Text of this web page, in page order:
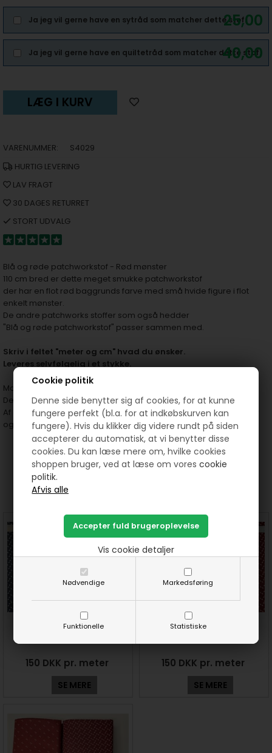
Cookie politik
Denne side benytter sig af cookies, for at kunne
fungere perfekt (bl.a. for at indkøbskurven kan
fungere). Hvis du klikker dig videre rundt på siden
accepterer du automatisk, at vi benytter disse
cookies. Du kan læse mere om, hvilke cookies
shoppen bruger, ved at læse om vorescookie
politik.
Nødvendige Markedsføring
Funktionelle Statistiske
Vis cookie detaljer
25,00
Ja jeg vil gerne have en sytråd som matcher dette stof.
40,00
Ja jeg vil gerne have en quiltetråd som matcher dette stof.
LÆG I KURV
VARENUMMER:
S4029
HURTIG LEVERING
LAV FRAGT
30 DAGES RETURRET
STORT UDVALG
Blå og røde patchworkstof - Rød mønster
110 cm bred er dette meget smukke patchworkstof
der har en flot rød baggrunds farve med små hvide figure i flot
enkelt mønster.
De andre patchworks stoffer som også hedder
"Blå og røde patchworkstof" passer sammen med.
Skriv i feltet "meter og cm" hvad du ønsker.
Leveres selvfølgelig i et stykke.
Materialer: 100% bomuld
Dette patchworkstof er 110 cm bred.
Af dette smukke patchwork stof kan du sy dækkeservietter, løber
og hygge tæpper mm
Blå og røde patchworkstof -
150 DKK pr. meter
SE MERE
Blå og røde patchworkstof -
150 DKK pr. meter
SE MERE